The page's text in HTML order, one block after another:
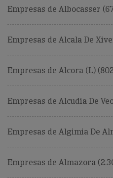
Empresas de Albocasser
Empresas de Alcala De
Empresas de Alcora (L)
Empresas de Alcudia De
Empresas de Algimia De
Empresas de Almazora